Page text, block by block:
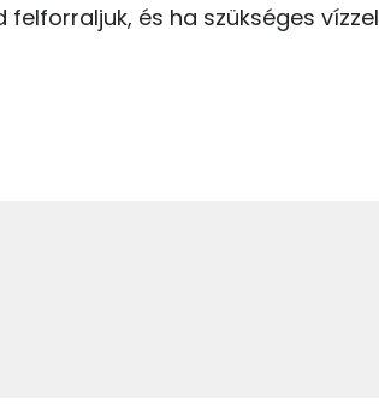
1 kcal
és ha szükséges vízzel